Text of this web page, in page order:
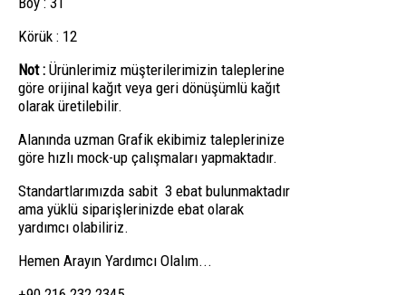
Körük : 12
Not : Ürünlerimiz müşterilerimizin taleplerine
göre orijinal kağıt veya geri dönüşümlü kağıt
olarak üretilebilir.
Alanında uzman Grafik ekibimiz taleplerinize
göre hızlı mock-up çalışmaları yapmaktadır.
Standartlarımızda sabit 3 ebat bulunmaktadır
ama yüklü siparişlerinizde ebat olarak
yardımcı olabiliriz.
Hemen Arayın Yardımcı Olalım...